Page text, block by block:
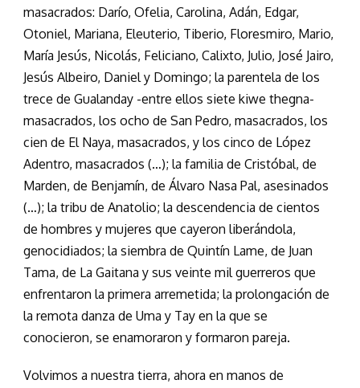
masacrados: Darío, Ofelia, Carolina, Adán, Edgar,
Otoniel, Mariana, Eleuterio, Tiberio, Floresmiro, Mario,
María Jesús, Nicolás, Feliciano, Calixto, Julio, José Jairo,
Jesús Albeiro, Daniel y Domingo; la parentela de los
trece de Gualanday -entre ellos siete kiwe thegna-
masacrados, los ocho de San Pedro, masacrados, los
cien de El Naya, masacrados, y los cinco de López
Adentro, masacrados (…); la familia de Cristóbal, de
Marden, de Benjamín, de Álvaro Nasa Pal, asesinados
(…); la tribu de Anatolio; la descendencia de cientos
de hombres y mujeres que cayeron liberándola,
genocidiados; la siembra de Quintín Lame, de Juan
Tama, de La Gaitana y sus veinte mil guerreros que
enfrentaron la primera arremetida; la prolongación de
la remota danza de Uma y Tay en la que se
conocieron, se enamoraron y formaron pareja.
Volvimos a nuestra tierra, ahora en manos de